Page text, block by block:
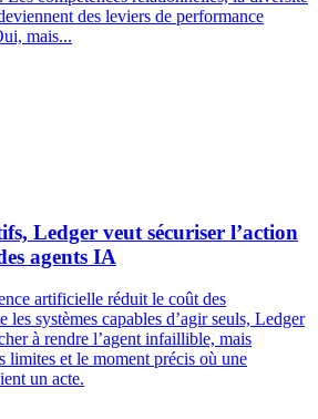
des leviers de performance
mais...
Ledger veut sécuriser l’action
agents IA
artificielle réduit le coût des
les systèmes capables d’agir seuls, Ledger
à rendre l’agent infaillible, mais
limites et le moment précis où une
un acte.